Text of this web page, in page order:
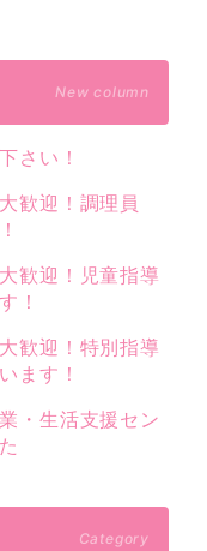
New column
さい！
歓迎！調理員
歓迎！児童指導
！
歓迎！特別指導
ます！
・生活支援セン
Category